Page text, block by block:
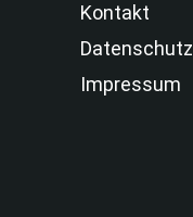
Kontakt
Datenschutz
Impressum